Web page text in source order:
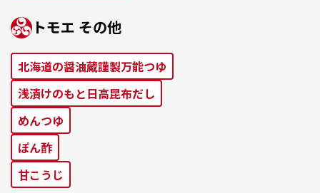
トモエ その他
北海道の醤油蔵謹製万能つゆ
浅漬けのもと⽇⾼昆布だし
めんつゆ
ぽん酢
⽢こうじ